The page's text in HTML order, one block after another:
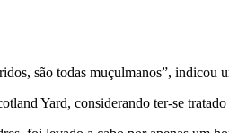
são todas muçulmanos”, indicou
Yard, considerando ter-se